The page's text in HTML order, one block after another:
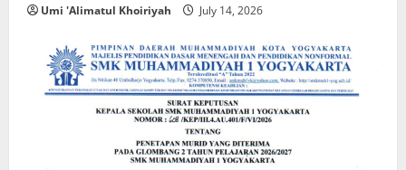
Umi 'Alimatul Khoiriyah July 14, 2026